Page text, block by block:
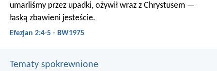
umarliśmy przez upadki, ożywił wraz z Chrystusem —
łaską zbawieni jesteście.
Efezjan 2:4-5 - BW1975
Tematy spokrewnione